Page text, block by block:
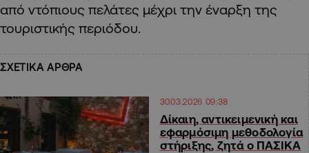
από ντόπιους πελάτες μέχρι την έναρξη της
τουριστικής περιόδου.
ΣΧΕΤΙΚΑ ΑΡΘΡΑ
30.03.2026 09:38
Δίκαιη, αντικειμενική και
εφαρμόσιμη μεθοδολογία
στήριξης, ζητά ο ΠΑΣΙΚΑ